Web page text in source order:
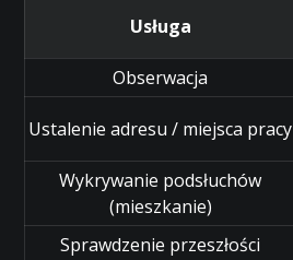
Usługa
Obserwacja
Ustalenie adresu / miejsca pracy
Wykrywanie podsłuchów
(mieszkanie)
Sprawdzenie przeszłości